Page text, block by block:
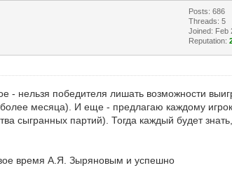
Posts: 686
Threads: 5
Joined: Feb
Reputation:
- нельзя победителя лишать возможности
месяца). И еще - предлагаю каждому
сыгранных партий). Тогда каждый будет знать,
время А.Я. Зыряновым и успешно